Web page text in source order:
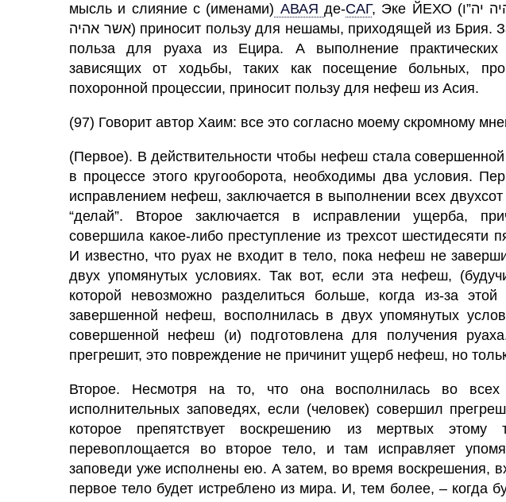
мысль и слияние с (именами) АВАЯде-САГ, Эке ЙЕХО (אהיה יה”ו) и Эке ашер Эке (אהיה
אשר אהיה) приносит пользу для нешамы, приходящей из Брия. Занятие Торой в речи – это
польза для руаха из Ецира. А выполнение практических
зависящих от ходьбы, таких как посещение больных,
похоронной процессии, приносит пользу для нефеш из Асия.
(97) Говорит автор Хаим: все это согласно моему скромному
(Первое). В действительности чтобы нефеш стала
в процессе этого кругооборота, необходимы два условия.
исправлением нефеш, заключается в выполнении всех
“делай”. Второе заключается в исправлении ущерба,
совершила какое-либо преступление из трехсот шестидесяти
И известно, что руах не входит в тело, пока нефеш не
двух упомянутых условиях. Так вот, если эта нефеш,
которой невозможно разделиться больше, когда из-за
завершенной нефеш, восполнилась в двух упомянутых
совершенной нефеш (и) подготовлена для получения
прегрешит, это повреждение не причинит ущерб нефеш, но
Второе. Несмотря на то, что она восполнилась во всех
исполнительных заповедях, если (человек) совершил
которое препятствует воскрешению из мертвых
перевоплощается во второе тело, и там исправляет
заповеди уже исполнены ею. А затем, во время воскрешения,
первое тело будет истреблено из мира. И, тем более, – когда